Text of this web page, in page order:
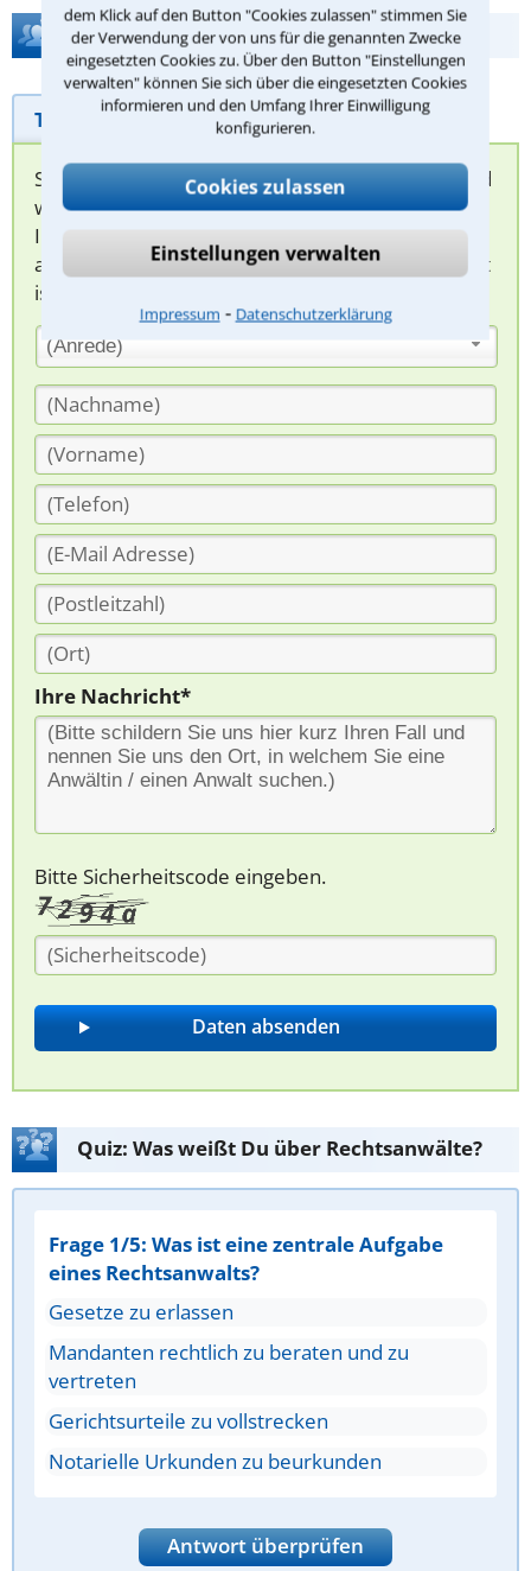
dem Klick auf den Button "Cookies zulassen" stimmen Sie
der Verwendung der von uns für die genannten Zwecke
eingesetzten Cookies zu. Über den Button "Einstellungen
verwalten" können Sie sich über die eingesetzten Cookies
informieren und den Umfang Ihrer Einwilligung
konfigurieren.
Cookies zulassen
Einstellungen verwalten
Impressum ⁃ Datenschutzerklärung
Hilfe bei Ihrer Anwaltsuche?
Telefonhilfe Beratungsanfrage
Sie können hier Ihren Fall schildern. Anschließend
werden sich spezialisierte Rechtsanwälte bei
Ihnen melden, um das weitere Vorgehen
abzuklären. Die Rückmeldung durch einen Anwalt
ist für Sie kostenlos.
(Anrede)
Ihre Nachricht*
Bitte Sicherheitscode eingeben.
Quiz: Was weißt Du über Rechtsanwälte?
Frage 1/5: Was ist eine zentrale Aufgabe
eines Rechtsanwalts?
Gesetze zu erlassen
Mandanten rechtlich zu beraten und zu
vertreten
Gerichtsurteile zu vollstrecken
Notarielle Urkunden zu beurkunden
Antwort überprüfen